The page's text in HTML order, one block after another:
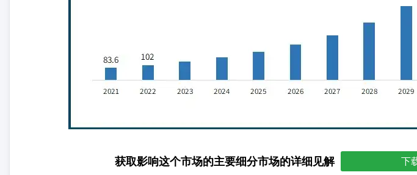
获取影响这个市场的主要细分市场的详细见解 下